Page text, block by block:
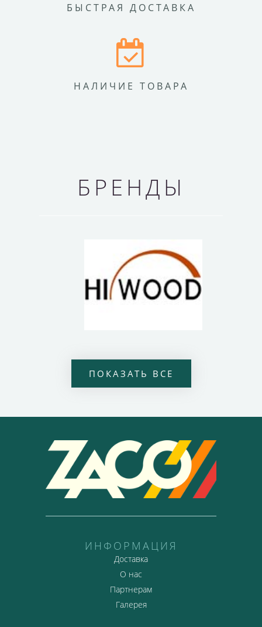
БЫСТРАЯ ДОСТАВКА
НАЛИЧИЕ ТОВАРА
БРЕНДЫ
ПОКАЗАТЬ ВСЕ
ИНФОРМАЦИЯ
Доставка
О нас
Партнерам
Галерея